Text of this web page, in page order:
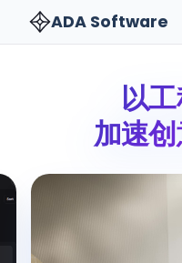
ADA Software
以工
加速创